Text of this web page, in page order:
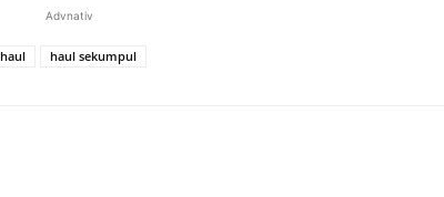
Advnativ
haul haul sekumpul